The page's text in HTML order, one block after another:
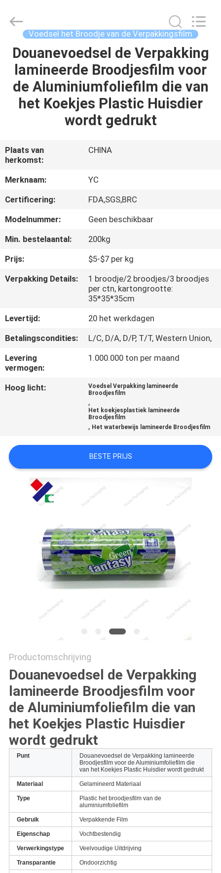
HUIS
PRODUCTEN
ONGEVEER
FABRIEKSREIS
KWALITEITSCONTROLE
CONTACTEER
ONS
VERZOEK
CITAAT
SITEMAP
PRIVACY
Printing
Reserved.
Voedsel het Broodje van de Verpakkingsfilm
Douanevoedsel de Verpakking
lamineerde Broodjesfilm voor
de Aluminiumfoliefilm die van
het Koekjes Plastic Huisdier
wordt gedrukt
Plaats van
herkomst:
CHINA
Merknaam:
YC
Certificering:
FDA,SGS,BRC
Modelnummer:
Geen beschikbaar
Min. bestelaantal:
200kg
Prijs:
$5-$7 per kg
Verpakking Details:
1 broodje/2 broodjes/3 broodjes
per ctn, kartongrootte:
35*35*35cm
Levertijd:
20 het werkdagen
Betalingscondities:
L/C, D/A, D/P, T/T, Western Union,
Levering
vermogen:
1.000.000 ton per maand
Hoog licht:
Voedsel Verpakking lamineerde
Broodjesfilm
,
Het koekjesplastiek lamineerde
Broodjesfilm
, Het waterbewijs lamineerde Broodjesfilm
BESTE PRIJS
Productomschrijving
Douanevoedsel de Verpakking
lamineerde Broodjesfilm voor
de Aluminiumfoliefilm die van
het Koekjes Plastic Huisdier
wordt gedrukt
Punt
Douanevoedsel de Verpakking lamineerde
Broodjesfilm voor de Aluminiumfoliefilm die
van het Koekjes Plastic Huisdier wordt gedrukt
Materiaal Gelamineerd Materiaal
Type
Plastic het broodjesfilm van de
aluminiumfoliefilm
Gebruik Verpakkende Film
Eigenschap Vochtbestendig
Verwerkingstype Veelvoudige Uitdrijving
Transparantie Ondoorzichtig